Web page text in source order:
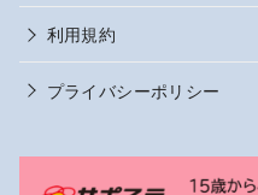
利用規約
プライバシーポリシー